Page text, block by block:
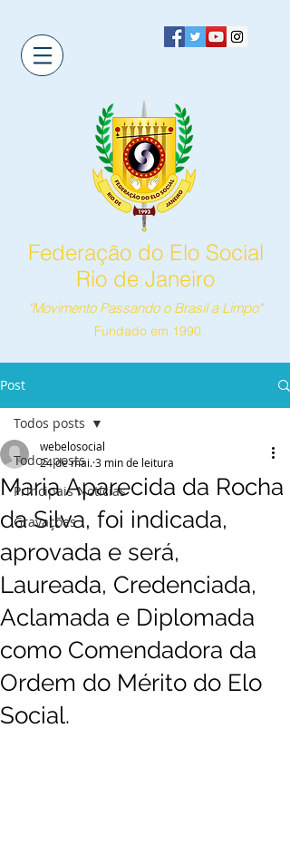
Federação do Elo Social
Rio de Janeiro
"Movimento Passando o Brasil a Limpo"
Fundado em 1990
Post
Todos posts
Principais Notícias
Gravações
Todos posts
Maria Aparecida da Rocha
da Silva, foi indicada,
aprovada e será,
Laureada, Credenciada,
Aclamada e Diplomada
como Comendadora da
Ordem do Mérito do Elo
Social.
webelosocial
24 de mai.3 min de leitura